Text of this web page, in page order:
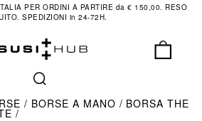
PER ORDINI A PARTIRE da € 150,00. RESO
SPEDIZIONI in 24-72H.
BORSE A MANO BORSA THE